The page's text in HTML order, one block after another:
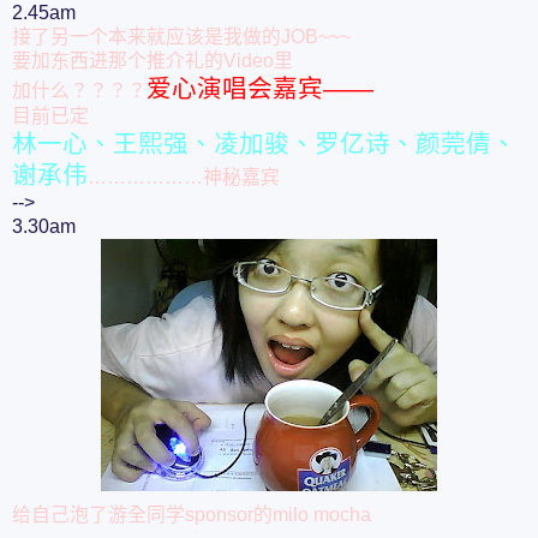
2.45am
接了另一个本来就应该是我做的JOB~~~
要加东西进那个推介礼的Video里
加什么？？？？ 爱心演唱会嘉宾——
目前已定
林一心、王熙强、凌加骏、罗亿诗、颜莞倩、
谢承伟………………神秘嘉宾
-->
3.30am
给自己泡了游全同学sponsor的milo mocha